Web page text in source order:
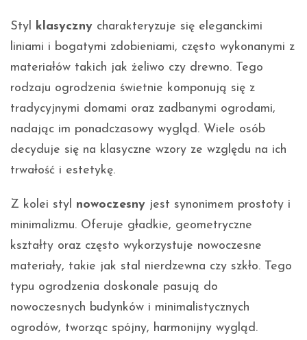
Styl klasyczny charakteryzuje się eleganckimi
liniami i bogatymi zdobieniami, często wykonanymi z
materiałów takich jak żeliwo czy drewno. Tego
rodzaju ogrodzenia świetnie komponują się z
tradycyjnymi domami oraz zadbanymi ogrodami,
nadając im ponadczasowy wygląd. Wiele osób
decyduje się na klasyczne wzory ze względu na ich
trwałość i estetykę.
Z kolei styl nowoczesny jest synonimem prostoty i
minimalizmu. Oferuje gładkie, geometryczne
kształty oraz często wykorzystuje nowoczesne
materiały, takie jak stal nierdzewna czy szkło. Tego
typu ogrodzenia doskonale pasują do
nowoczesnych budynków i minimalistycznych
ogrodów, tworząc spójny, harmonijny wygląd.